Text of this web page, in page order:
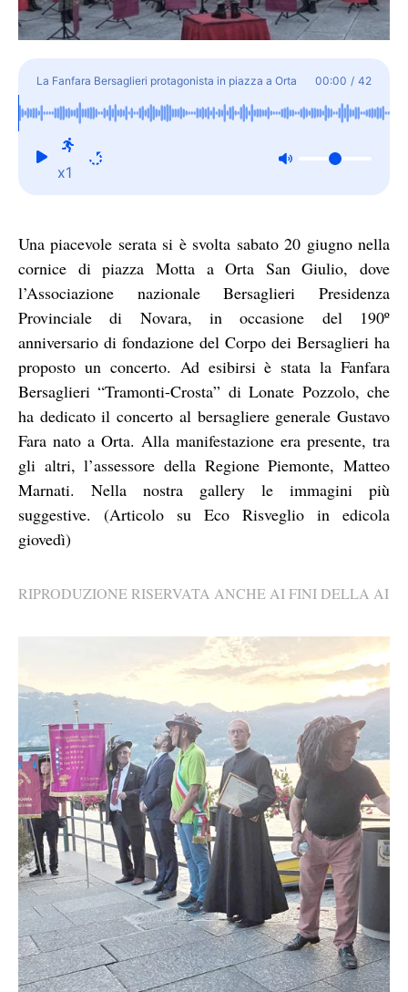
La Fanfara Bersaglieri protagonista in piazza a Orta 00:00 / 42
x1
Una piacevole serata si è svolta sabato 20 giugno nella
cornice di piazza Motta a Orta San Giulio, dove
l’Associazione nazionale Bersaglieri Presidenza
Provinciale di Novara, in occasione del 190º
anniversario di fondazione del Corpo dei Bersaglieri ha
proposto un concerto. Ad esibirsi è stata la Fanfara
Bersaglieri “Tramonti-Crosta” di Lonate Pozzolo, che
ha dedicato il concerto al bersagliere generale Gustavo
Fara nato a Orta. Alla manifestazione era presente, tra
gli altri, l’assessore della Regione Piemonte, Matteo
Marnati. Nella nostra gallery le immagini più
suggestive. (Articolo su Eco Risveglio in edicola
giovedì)
RIPRODUZIONE RISERVATA ANCHE AI FINI DELLA AI